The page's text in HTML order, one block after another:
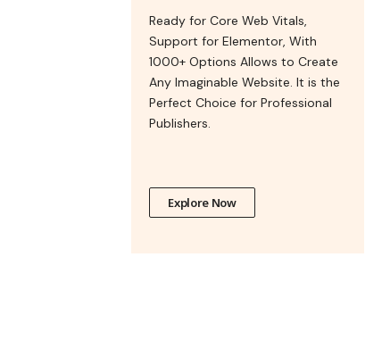
Ready for Core Web Vitals,
Support for Elementor, With
1000+ Options Allows to Create
Any Imaginable Website. It is the
Perfect Choice for Professional
Publishers.
Explore Now